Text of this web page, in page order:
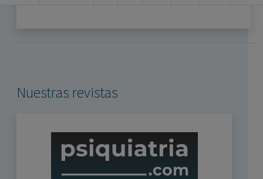
Nuestras revistas